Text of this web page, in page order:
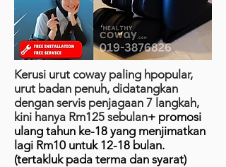
Kerusi urut coway paling hpopular,
urut badan penuh, didatangkan
dengan servis penjagaan 7 langkah,
kini hanya Rm125 sebulan+ promosi
ulang tahun ke-18 yang menjimatkan
lagi Rm10 untuk 12-18 bulan.
(tertakluk pada terma dan syarat)